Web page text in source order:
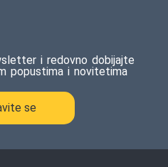
i redovno dobijajte
popustima i novitetima
se